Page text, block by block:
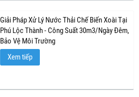
Giải Pháp Xử Lý Nước Thải Chế Biến Xoài Tại
Phú Lộc Thành - Công Suất 30m3/Ngày Đêm,
Bảo Vệ Môi Trường
Xem tiếp